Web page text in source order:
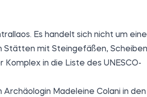
Es handelt sich nicht um eine
Stätten mit Steingefäßen,
in die Liste des UNESCO-
Madeleine Colani in den